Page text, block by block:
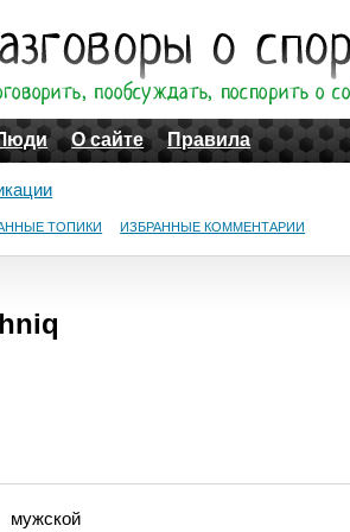
О сайте Правила
ТОПИКИ ИЗБРАННЫЕ КОММЕНТАРИИ
мужской